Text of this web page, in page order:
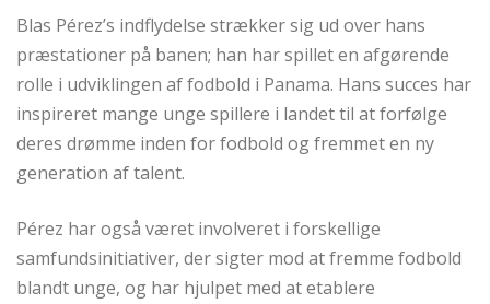
Blas Pérez’s indflydelse strækker sig ud over hans
præstationer på banen; han har spillet en afgørende
rolle i udviklingen af fodbold i Panama. Hans succes har
inspireret mange unge spillere i landet til at forfølge
deres drømme inden for fodbold og fremmet en ny
generation af talent.
Pérez har også været involveret i forskellige
samfundsinitiativer, der sigter mod at fremme fodbold
blandt unge, og har hjulpet med at etablere